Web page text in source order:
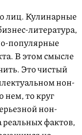
лиц. Кулинарные
литература,
популярные
В этом смысле
Это чистый
нон-
нем, то круг
нон-
фактов,